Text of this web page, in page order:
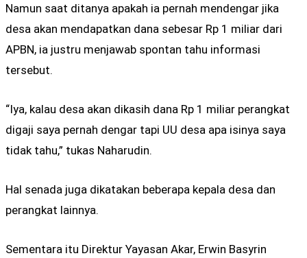
Namun saat ditanya apakah ia pernah mendengar jika
desa akan mendapatkan dana sebesar Rp 1 miliar dari
APBN, ia justru menjawab spontan tahu informasi
tersebut.
“Iya, kalau desa akan dikasih dana Rp 1 miliar perangkat
digaji saya pernah dengar tapi UU desa apa isinya saya
tidak tahu,” tukas Naharudin.
Hal senada juga dikatakan beberapa kepala desa dan
perangkat lainnya.
Sementara itu Direktur Yayasan Akar, Erwin Basyrin